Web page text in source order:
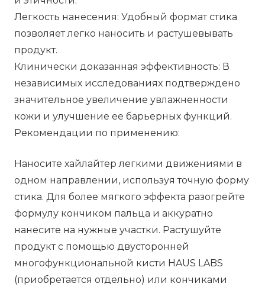
Легкость нанесения: Удобный формат стика
позволяет легко наносить и растушевывать
продукт.
Клинически доказанная эффективность: В
независимых исследованиях подтверждено
значительное увеличение увлажненности
кожи и улучшение ее барьерных функций.
Рекомендации по применению:
Наносите хайлайтер легкими движениями в
одном направлении, используя точную форму
стика. Для более мягкого эффекта разогрейте
формулу кончиком пальца и аккуратно
нанесите на нужные участки. Растушуйте
продукт с помощью двусторонней
многофункциональной кисти HAUS LABS
(приобретается отдельно) или кончиками